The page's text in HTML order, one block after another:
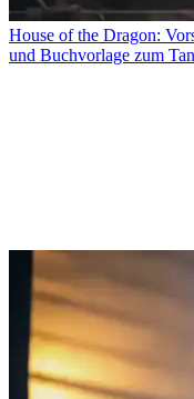
House of the Dragon:
und Buchvorlage zum